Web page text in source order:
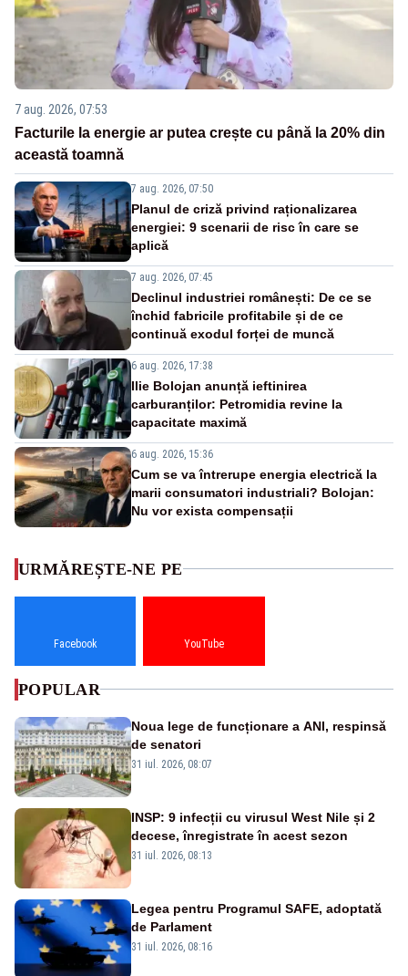
7 aug. 2026, 07:53
Facturile la energie ar putea crește cu până la 20% din
această toamnă
7 aug. 2026, 07:50
Planul de criză privind raționalizarea
energiei: 9 scenarii de risc în care se
aplică
7 aug. 2026, 07:45
Declinul industriei românești: De ce se
închid fabricile profitabile și de ce
continuă exodul forței de muncă
6 aug. 2026, 17:38
Ilie Bolojan anunță ieftinirea
carburanților: Petromidia revine la
capacitate maximă
6 aug. 2026, 15:36
Cum se va întrerupe energia electrică la
marii consumatori industriali? Bolojan:
Nu vor exista compensații
URMĂREȘTE-NE PE
Facebook YouTube
POPULAR
Noua lege de funcționare a ANI, respinsă
de senatori
31 iul. 2026, 08:07
INSP: 9 infecții cu virusul West Nile și 2
decese, înregistrate în acest sezon
31 iul. 2026, 08:13
Legea pentru Programul SAFE, adoptată
de Parlament
31 iul. 2026, 08:16